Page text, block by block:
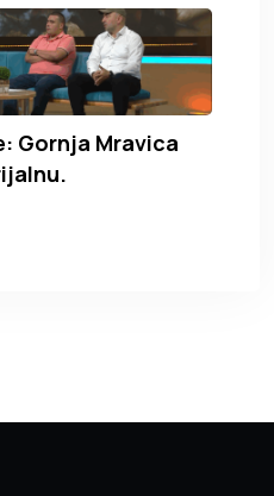
Gornja Mravica